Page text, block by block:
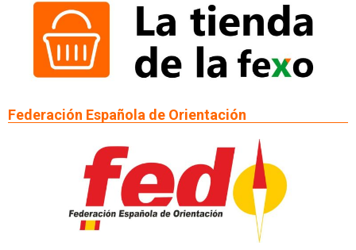
Federación Española de Orientación